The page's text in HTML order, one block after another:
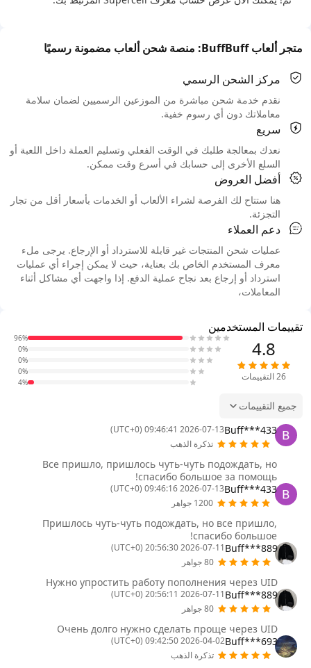
متجر ألعاب BuffBuff: منصة شحن ألعاب مضمونة رسميًا
مركز الشحن الرسمي
نقدم خدمة شحن مباشرة من الموزعين الرسميين لضمان سلامة
معاملاتك دون أي رسوم خفية.
سريع
نعدك بمعالجة طلبك في الوقت الفعلي وتسليم العملة داخل اللعبة أو
السلع الأخرى إلى حسابك في أسرع وقت ممكن.
أفضل العروض
هنا ستتاح لك الفرصة لشراء الألعاب أو الخدمات بأسعار أقل من تجار
التجزئة.
دعم العملاء
عمليات شحن المنتجات غير قابلة للاسترداد أو الإرجاع. يرجى ملء
معرف المستخدم الخاص بك بعناية، حيث لا يمكن إجراء أي عمليات
استرداد أو إرجاع بعد نجاح عملية الدفع. إذا واجهت أي مشاكل أثناء
المعاملات،
تقييمات المستخدمين
4.8
26التقييمات
96%
0%
0%
0%
4%
جميع التقييمات
Buff***433
2026-07-13 09:46:41 (UTC+0)
تذكرة الذهب
Все пришло, пришлось чуть-чуть подождать, но
спасибо большое за помощь!
Buff***433
2026-07-13 09:46:16 (UTC+0)
1200 جواهر
Пришлось чуть-чуть подождать, но все пришло,
спасибо большое!
Buff***889
2026-07-11 20:56:30 (UTC+0)
80 جواهر
Нужно упростить работу пополнения через UID
Buff***889
2026-07-11 20:56:11 (UTC+0)
80 جواهر
Очень долго нужно сделать проще через UID
Buff***693
2026-04-02 09:42:50 (UTC+0)
تذكرة الذهب